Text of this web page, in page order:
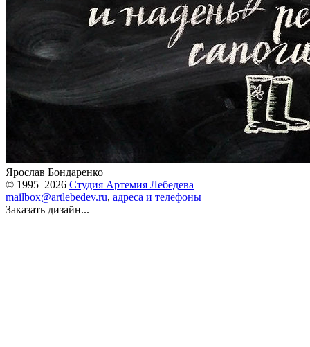
Ярослав Бондаренко
© 1995–2026 Студия Артемия Лебедева
mailbox@artlebedev.ru, адреса и телефоны
Заказать дизайн...